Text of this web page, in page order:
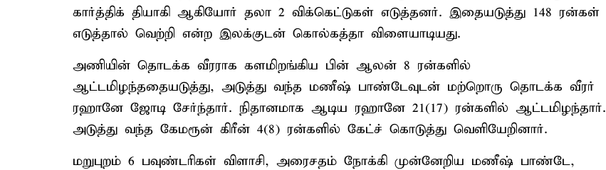
கார்த்திக் தியாகி ஆகியோர் தலா 2 விக்கெட்டுகள் எடுத்தனர். இதையடுத்து 148 ரன்கள்
எடுத்தால் வெற்றி என்ற இலக்குடன் கொல்கத்தா விளையாடியது.
அணியின் தொடக்க வீரராக களமிறங்கிய பின் ஆலன் 8 ரன்களில்
ஆட்டமிழந்ததையடுத்து, அடுத்து வந்த மணீஷ் பாண்டேவுடன் மற்றொரு தொடக்க வீரர்
ரஹானே ஜோடி சேர்ந்தார். நிதானமாக ஆடிய ரஹானே 21(17) ரன்களில் ஆட்டமிழந்தார்.
அடுத்து வந்த கேமரூன் கிரீன் 4(8) ரன்களில் கேட்ச் கொடுத்து வெளியேறினார்.
மறுபுறம் 6 பவுண்டரிகள் விளாசி, அரைசதம் நோக்கி முன்னேறிய மணீஷ் பாண்டே,